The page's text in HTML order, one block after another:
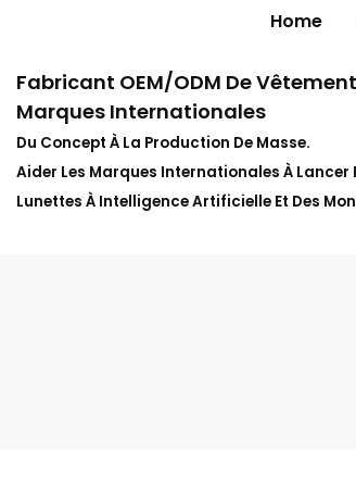
Home
Fabricant OEM/ODM De
Marques Internationales
Du Concept À La Production De Masse.
Aider Les Marques Internationales À Lancer
Lunettes À Intelligence Artificielle Et Des